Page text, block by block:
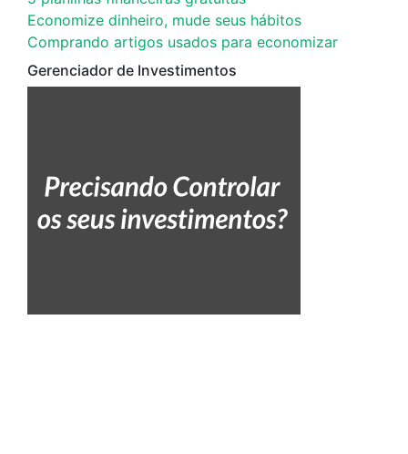
Economize dinheiro, mude seus hábitos
Comprando artigos usados para economizar
Gerenciador de Investimentos